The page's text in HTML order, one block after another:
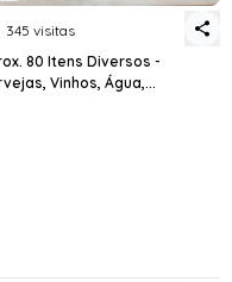
345 visitas
80 Itens Diversos -
Vinhos, Água,...